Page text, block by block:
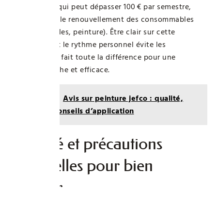
budget final, qui peut dépasser 100 € par semestre,
sans compter le renouvellement des consommables
(forets, chevilles, peinture). Être clair sur cette
temporalité et le rythme personnel évite les
déceptions et fait toute la différence pour une
expérience riche et efficace.
Avis sur peinture jefco : qualité,
rendu et conseils d’application
Sécurité et précautions
essentielles pour bien
débuter